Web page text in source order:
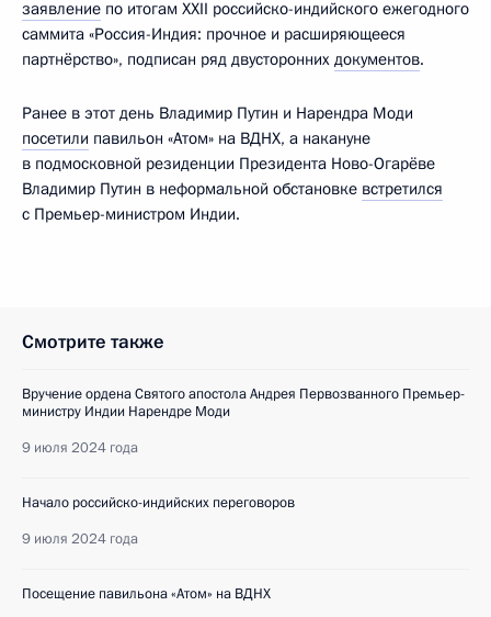
заявление по итогам XXII российско-индийского ежегодного
саммита «Россия-Индия: прочное и расширяющееся
партнёрство», подписан ряд двусторонних документов.
Ранее в этот день Владимир Путин и Нарендра Моди
посетили павильон «Атом» на ВДНХ, а накануне
в подмосковной резиденции Президента Ново-Огарёве
Владимир Путин в неформальной обстановке встретился
с Премьер-министром Индии.
Смотрите также
Вручение ордена Святого апостола Андрея Первозванного Премьер-
министру Индии Нарендре Моди
9 июля 2024 года
Начало российско-индийских переговоров
9 июля 2024 года
Посещение павильона «Атом» на ВДНХ